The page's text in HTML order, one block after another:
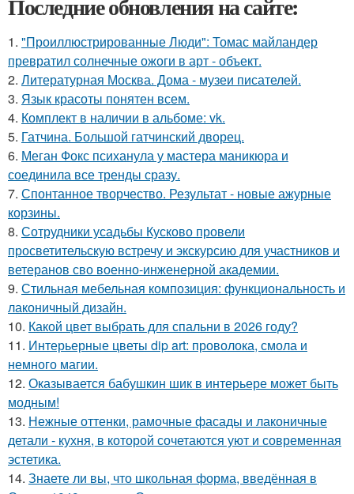
Последние обновления на сайте:
1. "Проиллюстрированные Люди": Томас майландер
превратил солнечные ожоги в арт - объект.
2. Литературная Москва. Дома - музеи писателей.
3. Язык красоты понятен всем.
4. Комплект в наличии в альбоме: vk.
5. Гатчина. Большой гатчинский дворец.
6. Меган Фокс психанула у мастера маникюра и
соединила все тренды сразу.
7. Спонтанное творчество. Результат - новые ажурные
корзины.
8. Сотрудники усадьбы Кусково провели
просветительскую встречу и экскурсию для участников и
ветеранов сво военно-инженерной академии.
9. Стильная мебельная композиция: функциональность и
лаконичный дизайн.
10. Какой цвет выбрать для спальни в 2026 году?
11. Интерьерные цветы dip art: проволока, смола и
немного магии.
12. Оказывается бабушкин шик в интерьере может быть
модным!
13. Нежные оттенки, рамочные фасады и лаконичные
детали - кухня, в которой сочетаются уют и современная
эстетика.
14. Знаете ли вы, что школьная форма, введённая в